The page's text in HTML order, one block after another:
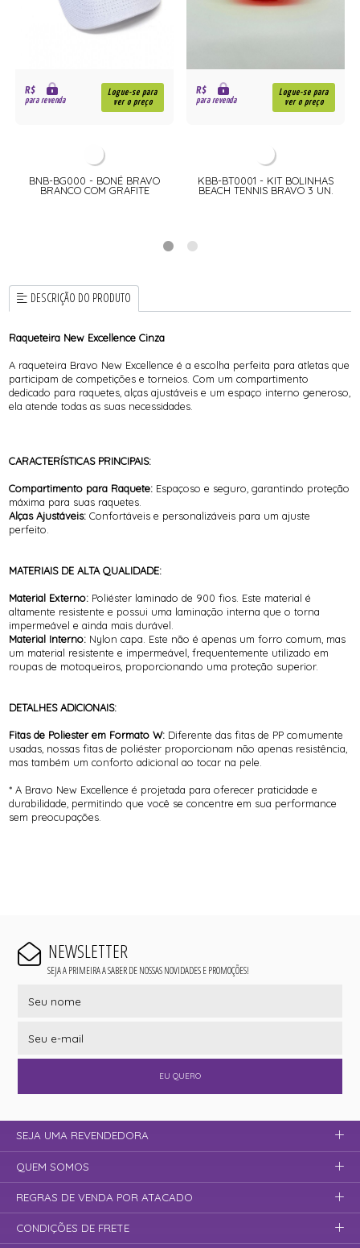
R$
para revenda
Logue-se para
ver o preço
BNB-BG000 - BONÉ BRAVO
BRANCO COM GRAFITE
R$
para revenda
Logue-se para
ver o preço
KBB-BT0001 - KIT BOLINHAS
BEACH TENNIS BRAVO 3 UN.
DESCRIÇÃO DO PRODUTO
Raqueteira New Excellence Cinza
A raqueteira Bravo New Excellence é a escolha perfeita para atletas que
participam de competições e torneios. Com um compartimento
dedicado para raquetes, alças ajustáveis e um espaço interno generoso,
ela atende todas as suas necessidades.
CARACTERÍSTICAS PRINCIPAIS:
Compartimento para Raquete: Espaçoso e seguro, garantindo proteção
máxima para suas raquetes.
Alças Ajustáveis:Confortáveis e personalizáveis para um ajuste
perfeito.
MATERIAIS DE ALTA QUALIDADE:
Material Externo: Poliéster laminado de 900 fios. Este material é
altamente resistente e possui uma laminação interna que o torna
impermeável e ainda mais durável.
Material Interno: Nylon capa. Este não é apenas um forro comum, mas
um material resistente e impermeável, frequentemente utilizado em
roupas de motoqueiros, proporcionando uma proteção superior.
DETALHES ADICIONAIS:
Fitas de Poliester em Formato W: Diferente das fitas de PP comumente
usadas, nossas fitas de poliéster proporcionam não apenas resistência,
mas também um conforto adicional ao tocar na pele.
* A Bravo New Excellence é projetada para oferecer praticidade e
durabilidade, permitindo que você se concentre em sua performance
sem preocupações.
NEWSLETTER
SEJA A PRIMEIRA A SABER DE NOSSAS NOVIDADES E PROMOÇÕES!
EU QUERO
SEJA UMA REVENDEDORA
QUEM SOMOS
REGRAS DE VENDA POR ATACADO
CONDIÇÕES DE FRETE